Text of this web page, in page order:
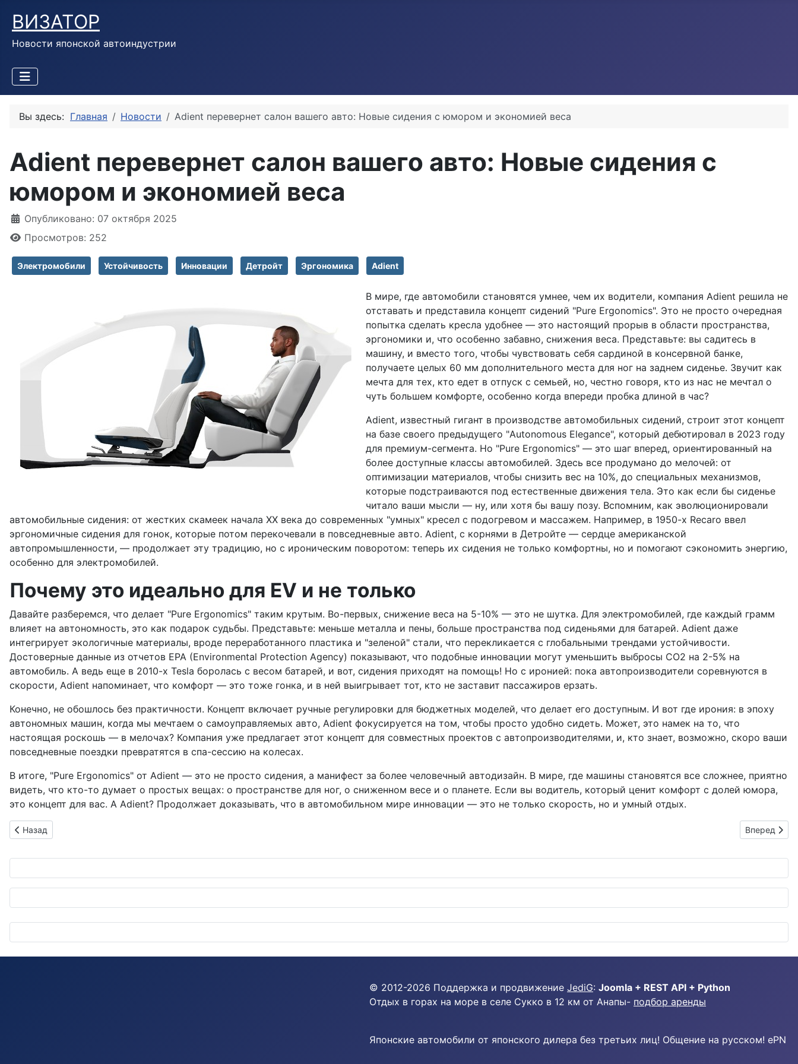
ВИЗАТОР
Новости японской автоиндустрии
Вы здесь: Главная Новости Adient перевернет салон вашего авто: Новые сидения с юмором и экономией веса
Adient перевернет салон вашего авто: Новые сидения с
юмором и экономией веса
Информация о материале
Опубликовано: 07 октября 2025
Просмотров: 252
Электромобили Устойчивость Инновации Детройт Эргономика Adient
В мире, где автомобили становятся умнее, чем их водители, компания Adient решила не
отставать и представила концепт сидений "Pure Ergonomics". Это не просто очередная
попытка сделать кресла удобнее — это настоящий прорыв в области пространства,
эргономики и, что особенно забавно, снижения веса. Представьте: вы садитесь в
машину, и вместо того, чтобы чувствовать себя сардиной в консервной банке,
получаете целых 60 мм дополнительного места для ног на заднем сиденье. Звучит как
мечта для тех, кто едет в отпуск с семьей, но, честно говоря, кто из нас не мечтал о
чуть большем комфорте, особенно когда впереди пробка длиной в час?
Adient, известный гигант в производстве автомобильных сидений, строит этот концепт
на базе своего предыдущего "Autonomous Elegance", который дебютировал в 2023 году
для премиум-сегмента. Но "Pure Ergonomics" — это шаг вперед, ориентированный на
более доступные классы автомобилей. Здесь все продумано до мелочей: от
оптимизации материалов, чтобы снизить вес на 10%, до специальных механизмов,
которые подстраиваются под естественные движения тела. Это как если бы сиденье
читало ваши мысли — ну, или хотя бы вашу позу. Вспомним, как эволюционировали
автомобильные сидения: от жестких скамеек начала XX века до современных "умных" кресел с подогревом и массажем. Например, в 1950-х Recaro ввел
эргономичные сидения для гонок, которые потом перекочевали в повседневные авто. Adient, с корнями в Детройте — сердце американской
автопромышленности, — продолжает эту традицию, но с ироническим поворотом: теперь их сидения не только комфортны, но и помогают сэкономить энергию,
особенно для электромобилей.
Почему это идеально для EV и не только
Давайте разберемся, что делает "Pure Ergonomics" таким крутым. Во-первых, снижение веса на 5-10% — это не шутка. Для электромобилей, где каждый грамм
влияет на автономность, это как подарок судьбы. Представьте: меньше металла и пены, больше пространства под сиденьями для батарей. Adient даже
интегрирует экологичные материалы, вроде переработанного пластика и "зеленой" стали, что перекликается с глобальными трендами устойчивости.
Достоверные данные из отчетов EPA (Environmental Protection Agency) показывают, что подобные инновации могут уменьшить выбросы CO2 на 2-5% на
автомобиль. А ведь еще в 2010-х Tesla боролась с весом батарей, и вот, сидения приходят на помощь! Но с иронией: пока автопроизводители соревнуются в
скорости, Adient напоминает, что комфорт — это тоже гонка, и в ней выигрывает тот, кто не заставит пассажиров ерзать.
Конечно, не обошлось без практичности. Концепт включает ручные регулировки для бюджетных моделей, что делает его доступным. И вот где ирония: в эпоху
автономных машин, когда мы мечтаем о самоуправляемых авто, Adient фокусируется на том, чтобы просто удобно сидеть. Может, это намек на то, что
настоящая роскошь — в мелочах? Компания уже предлагает этот концепт для совместных проектов с автопроизводителями, и, кто знает, возможно, скоро ваши
повседневные поездки превратятся в спа-сессию на колесах.
В итоге, "Pure Ergonomics" от Adient — это не просто сидения, а манифест за более человечный автодизайн. В мире, где машины становятся все сложнее, приятно
видеть, что кто-то думает о простых вещах: о пространстве для ног, о сниженном весе и о планете. Если вы водитель, который ценит комфорт с долей юмора,
это концепт для вас. А Adient? Продолжает доказывать, что в автомобильном мире инновации — это не только скорость, но и умный отдых.
Предыдущий: Renault Kangoo выходит на теннисный корт: Французская авантюра в мире ракеток и мячей
Назад Следующий:
Вперед
© 2012-2026 Поддержка и продвижение JediG: Joomla + REST API + Python
Отдых в горах на море в селе Сукко в 12 км от Анапы- подбор аренды
Японские автомобили от японского дилера без третьих лиц! Общение на русском! ePN